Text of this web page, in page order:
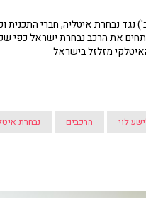
נבחרת איטליה, חברי התכנית
את הרכב נבחרת ישראל כפי
מזלזל בישראל
לוי הרכבים
נבחרת